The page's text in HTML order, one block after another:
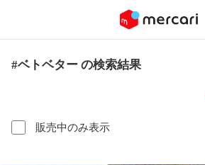
#ベトベター の検索結果
販売中のみ表示